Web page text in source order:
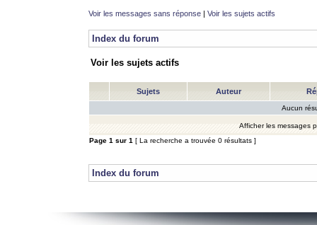
Voir les messages sans réponse | Voir les sujets actifs
Index du forum
Voir les sujets actifs
Sujets Auteur
Aucun
Afficher les messages
Page 1 sur 1 [ La recherche a trouvée 0 résultats ]
Index du forum